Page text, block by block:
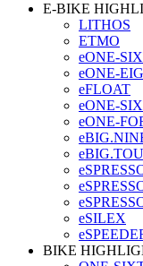
E-BIKE
LITHOS
ETMO
eONE-
eONE-
eFLOAT
eONE-
eONE-
eSILEX
BIKE